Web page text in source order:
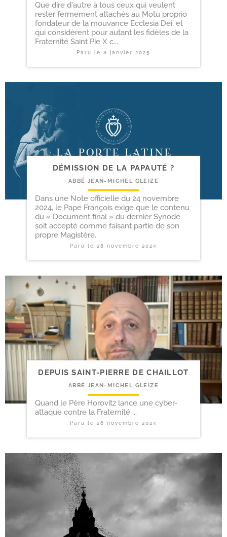
Que dire d'autre à tous ceux qui veulent
rester fermement attachés au Motu proprio
fondateur de la mouvance Ecclesia Dei, et
qui considèrent pour autant les fidèles de la
Fraternité Saint Pie X c...
Paru le8 janvier 2025
DÉMISSION DE LA PAPAUTÉ ?
ABBÉ JEAN-MICHEL GLEIZE
Dans une Note officielle du 24 novembre
2024, le Pape François exige que le contenu
du « Document final » du dernier Synode
soit accepté comme faisant partie de son
propre Magistère.
Paru le 28 novembre 2024
DEPUIS SAINT-​PIERRE DE CHAILLOT
ABBÉ JEAN-MICHEL GLEIZE
Quand le Père Horovitz lance une cyber-
attaque contre la Fraternité ...
Paru le 26 novembre 2024